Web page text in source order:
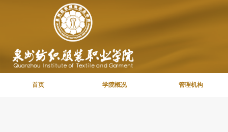
首页 学院概况 管理机构